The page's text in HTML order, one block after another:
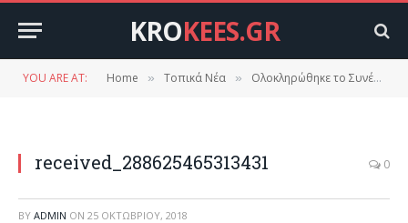
KROKEES.GR
YOU ARE AT: Home » Τοπικά Νέα » Ολοκληρώθηκε το Συνέδριο για την Διαχείριση των απορριμμάτων.
received_288625465313431 0
BY ADMIN ON 25 ΟΚΤΩΒΡΊΟΥ, 2018